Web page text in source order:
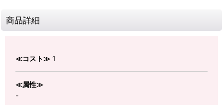
商品詳細
≪コスト≫ 1
≪属性≫
-